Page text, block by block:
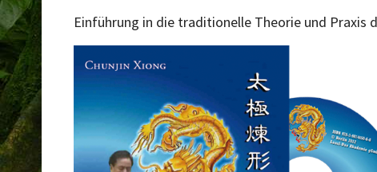
Einführung in die traditionelle Theorie und Praxis